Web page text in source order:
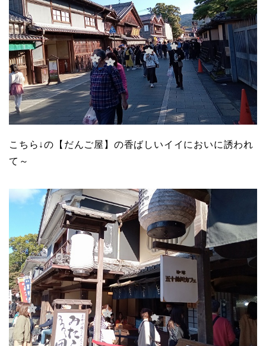
こちら↓の【だんご屋】の香ばしいイイにおいに誘われ
て～